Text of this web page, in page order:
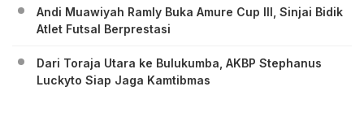
Andi Muawiyah Ramly Buka Amure Cup III, Sinjai Bidik
Atlet Futsal Berprestasi
Dari Toraja Utara ke Bulukumba, AKBP Stephanus
Luckyto Siap Jaga Kamtibmas